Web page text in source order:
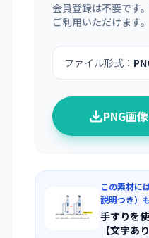
会員登録は不要です
ご利用いただけます。
ファイル形式：
PNG画
この素材に
説明つき）
手すりを
【文字あり